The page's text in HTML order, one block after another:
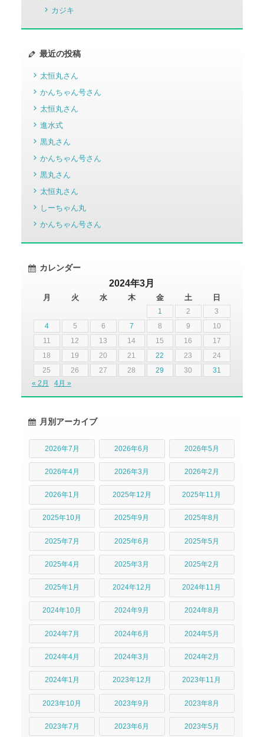
カジキ
最近の投稿
太恒丸さん
かんちゃん号さん
太恒丸さん
進水式
黒丸さん
かんちゃん号さん
黒丸さん
太恒丸さん
しーちゃん丸
かんちゃん号さん
カレンダー
2024年3月
月 火 水 木 金 土 日
1 2
3
4
5 6 7 8 9
10
11
12 13 14 15 16
17
18
19 20 21 22 23
24
25
26 27 28 29 30
31
« 2月
4月 »
月別アーカイブ
2026年7月 2026年6月 2026年5月
2026年4月 2026年3月 2026年2月
2026年1月 2025年12月 2025年11月
2025年10月 2025年9月 2025年8月
2025年7月 2025年6月 2025年5月
2025年4月 2025年3月 2025年2月
2025年1月 2024年12月 2024年11月
2024年10月 2024年9月 2024年8月
2024年7月 2024年6月 2024年5月
2024年4月 2024年3月 2024年2月
2024年1月 2023年12月 2023年11月
2023年10月 2023年9月 2023年8月
2023年7月 2023年6月 2023年5月